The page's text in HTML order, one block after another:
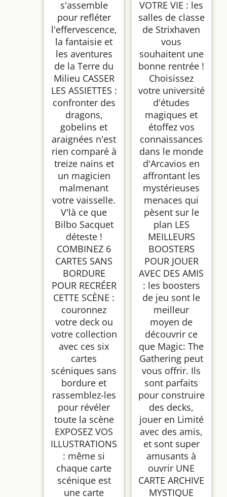
s'assemble
pour refléter
l'effervescence,
la fantaisie et
les aventures
de la Terre du
Milieu CASSER
LES ASSIETTES :
confronter des
dragons,
gobelins et
araignées n'est
rien comparé à
treize nains et
un magicien
malmenant
votre vaisselle.
V'là ce que
Bilbo Sacquet
déteste !
COMBINEZ 6
CARTES SANS
BORDURE
POUR RECRÉER
CETTE SCÈNE :
couronnez
votre deck ou
votre collection
avec ces six
cartes
scéniques sans
bordure et
rassemblez-les
pour révéler
toute la scène
EXPOSEZ VOS
ILLUSTRATIONS
: même si
chaque carte
scénique est
une carte
VOTRE VIE : les
salles de classe
de Strixhaven
vous
souhaitent une
bonne rentrée !
Choisissez
votre université
d'études
magiques et
étoffez vos
connaissances
dans le monde
d'Arcavios en
affrontant les
mystérieuses
menaces qui
pèsent sur le
plan LES
MEILLEURS
BOOSTERS
POUR JOUER
AVEC DES AMIS
: les boosters
de jeu sont le
meilleur
moyen de
découvrir ce
que Magic: The
Gathering peut
vous offrir. Ils
sont parfaits
pour construire
des decks,
jouer en Limité
avec des amis,
et sont super
amusants à
ouvrir UNE
CARTE ARCHIVE
MYSTIQUE